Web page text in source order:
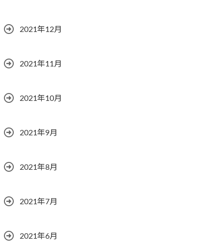
2021年12月
2021年11月
2021年10月
2021年9月
2021年8月
2021年7月
2021年6月